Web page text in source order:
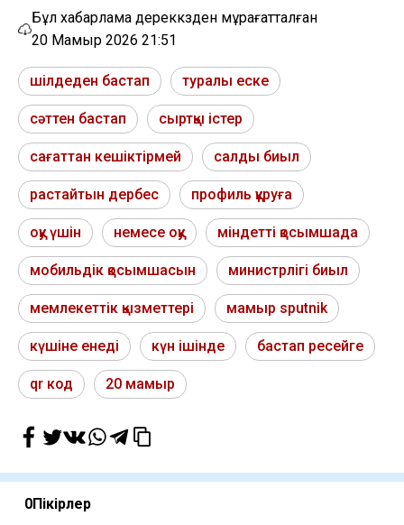
Бұл хабарлама дереккөзден мұрағатталған
20 Мамыр 2026 21:51
шілдеден бастап туралы еске
сәттен бастап сыртқы істер
сағаттан кешіктірмей салды биыл
растайтын дербес профиль құруға
оқу үшін немесе оқу міндетті қосымшада
мобильдік қосымшасын министрлігі биыл
мемлекеттік қызметтері мамыр sputnik
күшіне енеді күн ішінде бастап ресейге
qr код 20 мамыр
0Пікірлер